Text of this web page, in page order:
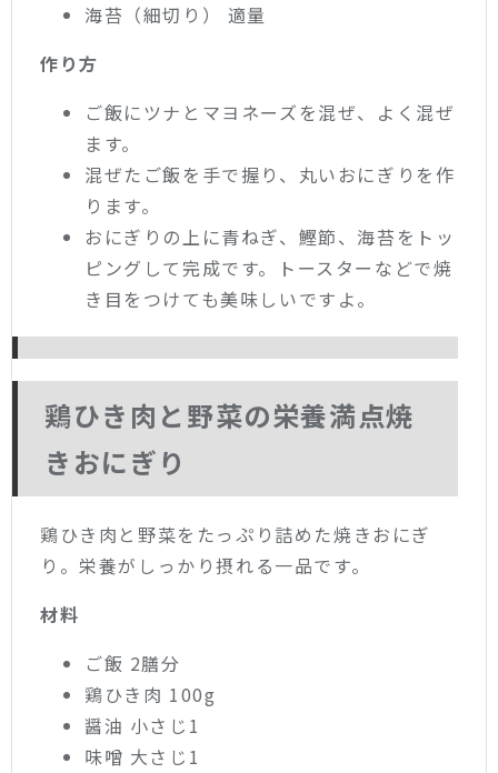
海苔（細切り） 適量
作り方
ご飯にツナとマヨネーズを混ぜ、よく混ぜ
ます。
混ぜたご飯を手で握り、丸いおにぎりを作
ります。
おにぎりの上に青ねぎ、鰹節、海苔をトッ
ピングして完成です。トースターなどで焼
き目をつけても美味しいですよ。
鶏ひき肉と野菜の栄養満点焼
きおにぎり
鶏ひき肉と野菜をたっぷり詰めた焼きおにぎ
り。栄養がしっかり摂れる一品です。
材料
ご飯 2膳分
鶏ひき肉 100g
醤油 小さじ1
味噌 大さじ1